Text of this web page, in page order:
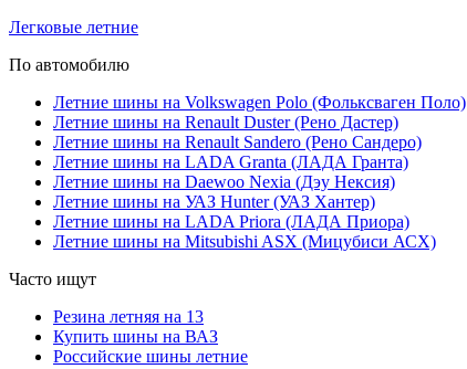
Легковые летние
По автомобилю
Летние шины на Volkswagen Polo (Фольксваген Поло)
Летние шины на Renault Duster (Рено Дастер)
Летние шины на Renault Sandero (Рено Сандеро)
Летние шины на LADA Granta (ЛАДА Гранта)
Летние шины на Daewoo Nexia (Дэу Нексия)
Летние шины на УАЗ Hunter (УАЗ Хантер)
Летние шины на LADA Priora (ЛАДА Приора)
Летние шины на Mitsubishi ASX (Мицубиси АСХ)
Часто ищут
Резина летняя на 13
Купить шины на ВАЗ
Российские шины летние